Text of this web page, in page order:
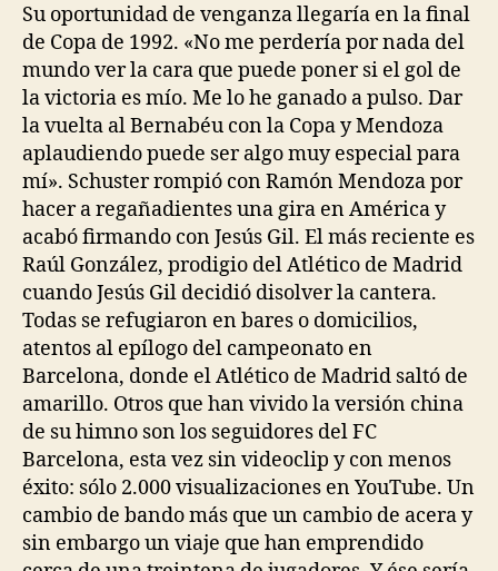
Su oportunidad de venganza llegaría en la final
de Copa de 1992. «No me perdería por nada del
mundo ver la cara que puede poner si el gol de
la victoria es mío. Me lo he ganado a pulso. Dar
la vuelta al Bernabéu con la Copa y Mendoza
aplaudiendo puede ser algo muy especial para
mí». Schuster rompió con Ramón Mendoza por
hacer a regañadientes una gira en América y
acabó firmando con Jesús Gil. El más reciente es
Raúl González, prodigio del Atlético de Madrid
cuando Jesús Gil decidió disolver la cantera.
Todas se refugiaron en bares o domicilios,
atentos al epílogo del campeonato en
Barcelona, donde el Atlético de Madrid saltó de
amarillo. Otros que han vivido la versión china
de su himno son los seguidores del FC
Barcelona, esta vez sin videoclip y con menos
éxito: sólo 2.000 visualizaciones en YouTube. Un
cambio de bando más que un cambio de acera y
sin embargo un viaje que han emprendido